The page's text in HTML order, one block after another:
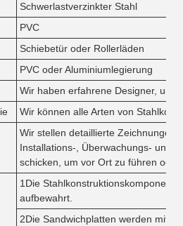
Schwerlastverzinkter Stahl
PVC
Schiebetür oder Rollerläden
PVC oder Aluminiumlegierung
Wir haben erfahrene Designer, um
Wir können alle Arten von
Wir stellen detaillierte Zeichnungen
Installations-, Überwachungs- und
schicken, um vor Ort zu führen
1Die
aufbewahrt.
2Die Sandwichplatten werden mit